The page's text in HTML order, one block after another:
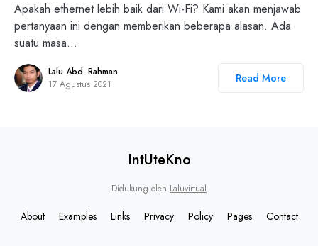
Apakah ethernet lebih baik dari Wi-Fi? Kami akan menjawab
pertanyaan ini dengan memberikan beberapa alasan. Ada
suatu masa…
Lalu Abd. Rahman
17 Agustus 2021
Read More
IntUteKno
Didukung oleh Laluvirtual
About Examples Links Privacy Policy Pages Contact